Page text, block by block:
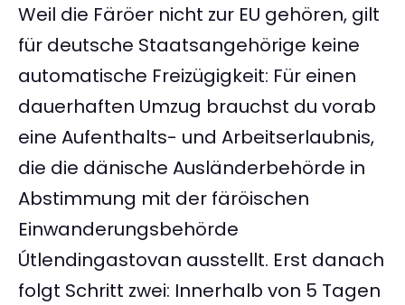
Weil die Färöer nicht zur EU gehören, gilt
für deutsche Staatsangehörige keine
automatische Freizügigkeit: Für einen
dauerhaften Umzug brauchst du vorab
eine Aufenthalts- und Arbeitserlaubnis,
die die dänische Ausländerbehörde in
Abstimmung mit der färöischen
Einwanderungsbehörde
Útlendingastovan ausstellt. Erst danach
folgt Schritt zwei: Innerhalb von 5 Tagen